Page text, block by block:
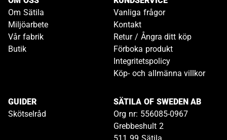
Om Sätila
Miljöarbete
Vår fabrik
Butik
Vanliga frågor
Kontakt
Retur / Ångra ditt köp
Förboka produkt
Integritetspolicy
Köp- och allmänna villkor
GUIDER
Skötselråd
SÄTILA OF SWEDEN AB
Org nr: 556085-0967
Grebbeshult 2
511 99 Sätila